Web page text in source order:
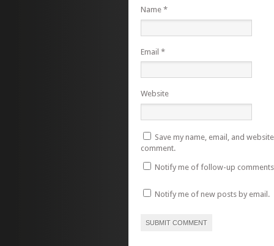
Name *
Email *
Website
Save my name, email, and
comment.
Notify me of follow-up
Notify me of new posts by email.